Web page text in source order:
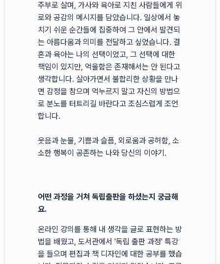
주부로 살며, 가사와 육아로 지친 사람들에게 위
로와 공감의 메시지를 담았습니다. 일상에서 놓
치기 쉬운 순간들에 집중하여 그 안에서 발견되
는 아름다움과 의미를 전달하고 싶었습니다. 결
혼과 육아는 나의 선택이었고, 그 선택에 대한
책임이 있지만, 억울함은 존재해서는 안 된다고
생각합니다. 살아가면서 불합리한 상황을 만나
면 감정을 참으며 억누르지 말고 자신의 방법으
로 분노를 터트리길 바란다고 조심스럽게 조언
합니다.
웃음과 눈물, 기쁨과 슬픔, 외로움과 공허함, 소
소한 행복이 공존하는 나와 당신의 이야기.
어떤 과정을 거쳐 독립출판을 하셨는지 궁금해
요.
온라인 강의를 통해 내 생각을 글로 표현하는 방
법을 배웠고, 도서관에서 '독립 출판 과정' 특강
을 들으며 편집과 책 디자인에 대한 공부를 했습